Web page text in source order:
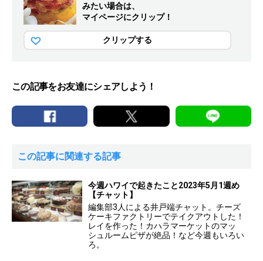
みたい場合は、
マイページにクリップ！
クリップする
この記事をお友達にシェアしよう！
この記事に関連する記事
今週ハワイで起きたこと2023年5月1週め
【チャット】
編集部3人による井戸端チャット。チーズ
ケーキファクトリーでテイクアウトした！
レイを作った！カハラマーケットのマッ
シュルームピザが絶品！など今週もいろい
ろ。